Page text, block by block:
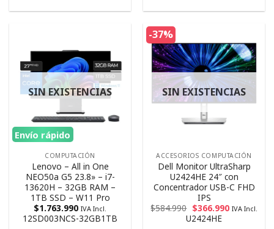
Envío rápido
SIN EXISTENCIAS
COMPUTACIÓN
Lenovo – All in One
NEO50a G5 23.8» – i7-
13620H – 32GB RAM –
1TB SSD – W11 Pro
$1.763.990 IVA Incl.
12SD003NCS-32GB1TB
-37%
SIN EXISTENCIAS
ACCESORIOS COMPUTACIÓN
Dell Monitor UltraSharp
U2424HE 24″ con
Concentrador USB-C FHD
IPS
$584.990 $366.990 IVA Incl.
U2424HE